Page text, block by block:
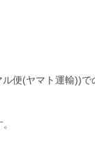
便(ヤマト運輸))で